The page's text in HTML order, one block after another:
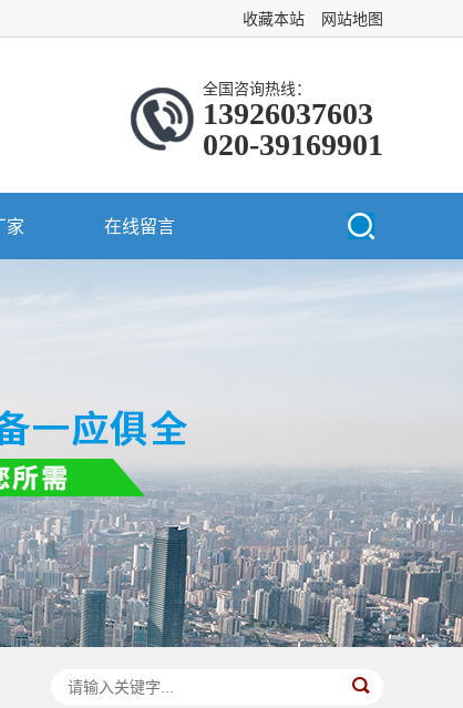
收藏本站 网站地图
全国咨询热线：
13926037603
020-39169901
家 在线留言